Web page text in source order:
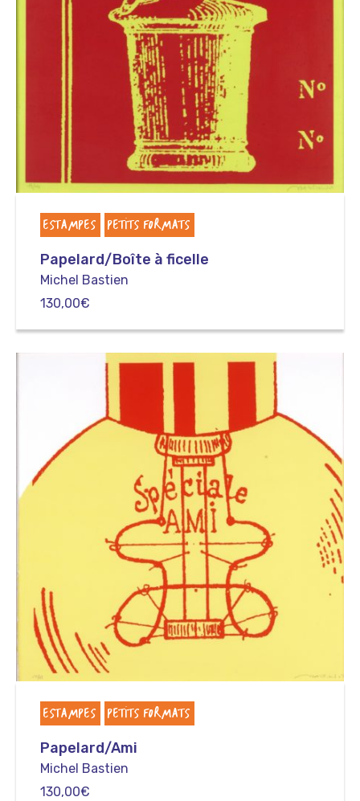
ESTAMPES PETITS FORMATS
Papelard/Boîte à ficelle
Michel Bastien
130,00€
ESTAMPES PETITS FORMATS
Papelard/Ami
Michel Bastien
130,00€